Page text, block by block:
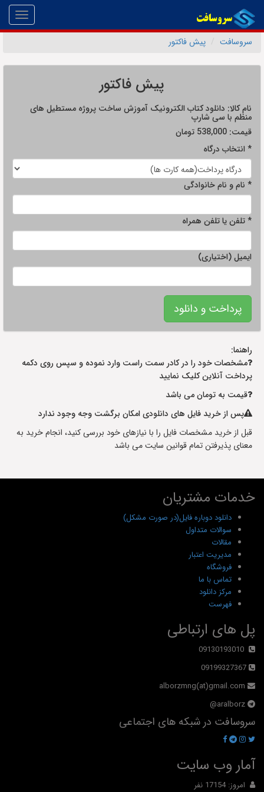
سروسافت
پیش فاکتور
پیش فاکتور
نام کالا: دانلود کتاب الکترونیک آموزش ساخت پروژه مستطیل های
منظم با سی شارپ
قیمت: 538,000 تومان
* انتخاب درگاه
* نام و نام خانوادگی
* تلفن یا تلفن همراه
ایمیل (اختیاری)
راهنما:
مشخصات خود را در کادر سمت راست وارد نموده و سپس روی دکمه
پرداخت آنلاین کلیک نمایید
قیمت به تومان می باشد
پس از خرید فایل های دانلودی امکان برگشت وجه وجود ندارد
قبل از خرید مشخصات فایل را با نیازهای خود بررسی کنید، انجام خرید به
معنای پذیرفتن تمام قوانین سایت می باشد
خدمات مشتریان
دانلود دوباره فایل(در صورت مشکل)
سوالات متداول
مقالات
مدیریت اعتبار
فروشگاه
تماس با ما
مرکز دانلود
فهرست
پل های ارتباطی
09130193010
09199327367
alborzmng(at)gmail.com
aralborz@
سروسافت در شبکه های اجتماعی
آمار وب سایت
امروز: 17154 نفر